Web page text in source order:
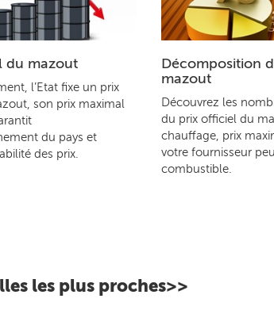
du mazout
l’Etat fixe un prix
son prix maximal
du pays et
des prix.
Décomposition
mazout
Découvrez les
du prix officiel du
chauffage, prix
votre fournisseur
combustible.
les plus proches>>